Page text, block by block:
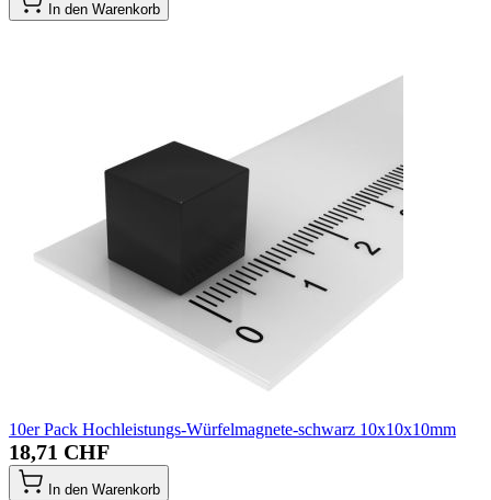
In den Warenkorb
10er Pack Hochleistungs-Würfelmagnete-schwarz 10x10x10mm
18,71 CHF
In den Warenkorb